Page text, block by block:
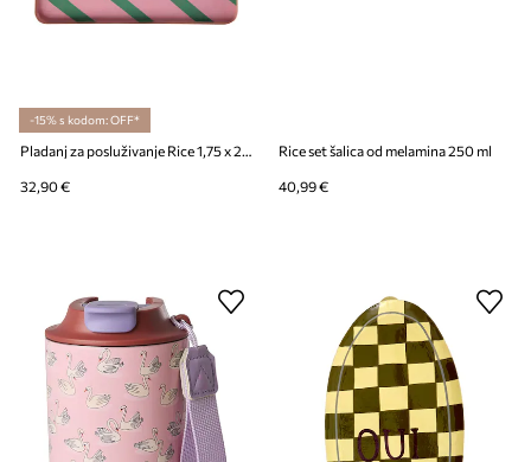
-15% s kodom: OFF*
Pladanj za posluživanje Rice 1,75 x 22 x 32 cm
32,90 €
Rice set šalica od melamina 250 ml
40,99 €